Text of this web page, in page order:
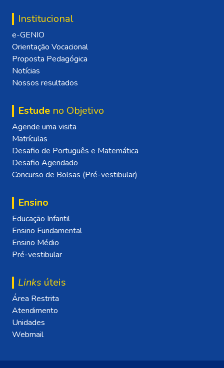
Institucional
e-GENIO
Orientação Vocacional
Proposta Pedagógica
Notícias
Nossos resultados
Estude no Objetivo
Agende uma visita
Matrículas
Desafio de Português e Matemática
Desafio Agendado
Concurso de Bolsas (Pré-vestibular)
Ensino
Educação Infantil
Ensino Fundamental
Ensino Médio
Pré-vestibular
Links úteis
Área Restrita
Atendimento
Unidades
Webmail